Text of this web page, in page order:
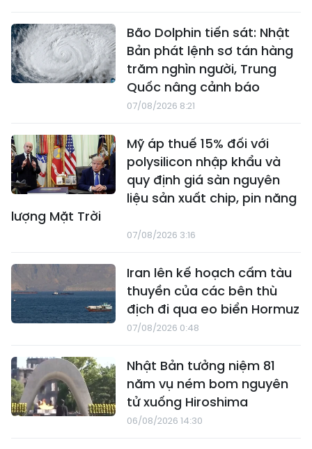
Bão Dolphin tiến sát: Nhật
Bản phát lệnh sơ tán hàng
trăm nghìn người, Trung
Quốc nâng cảnh báo
07/08/2026 8:21
Mỹ áp thuế 15% đối với
polysilicon nhập khẩu và
quy định giá sàn nguyên
liệu sản xuất chip, pin năng
lượng Mặt Trời
07/08/2026 3:16
Iran lên kế hoạch cấm tàu
thuyền của các bên thù
địch đi qua eo biển Hormuz
07/08/2026 0:48
Nhật Bản tưởng niệm 81
năm vụ ném bom nguyên
tử xuống Hiroshima
06/08/2026 14:30